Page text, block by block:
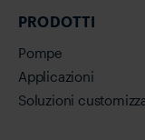
PRODOTTI
Pompe
Applicazioni
Soluzioni